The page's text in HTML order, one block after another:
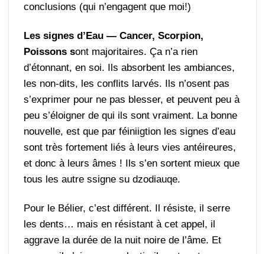
conclusions (qui n’engagent que moi!)
Les signes d’Eau — Cancer, Scorpion,
Poissons sont majoritaires. Ça n’a rien
d’étonnant, en soi. Ils absorbent les ambiances,
les non-dits, les conflits larvés. Ils n’osent pas
s’exprimer pour ne pas blesser, et peuvent peu à
peu s’éloigner de qui ils sont vraiment. La bonne
nouvelle, est que par féiniigtion les signes d’eau
sont très fortement liés à leurs vies antéireures,
et donc à leurs âmes ! Ils s’en sortent mieux que
tous les autre ssigne su dzodiauqe.
Pour le Bélier, c’est différent. Il résiste, il serre
les dents… mais en résistant à cet appel, il
aggrave la durée de la nuit noire de l’âme. Et